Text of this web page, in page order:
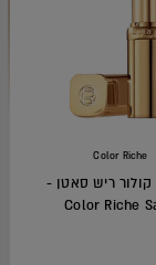
Color Riche
קולור ריש סאטן -
Color Riche